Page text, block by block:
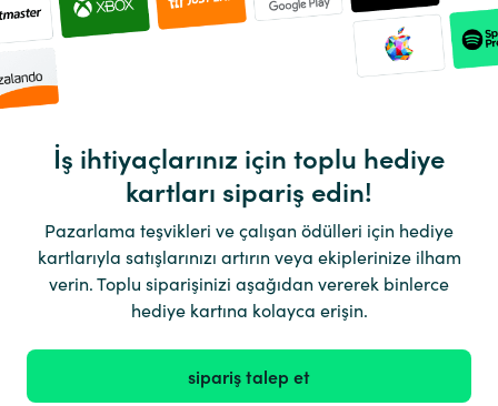
İş ihtiyaçlarınız için toplu hediye
kartları sipariş edin!
Pazarlama teşvikleri ve çalışan ödülleri için hediye
kartlarıyla satışlarınızı artırın veya ekiplerinize ilham
verin. Toplu siparişinizi aşağıdan vererek binlerce
hediye kartına kolayca erişin.
sipariş talep et